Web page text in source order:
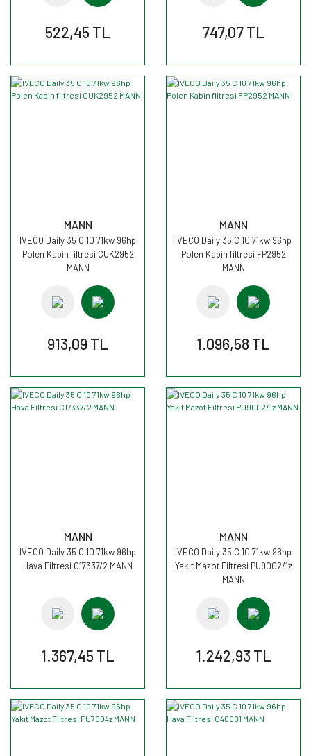
522,45 TL 747,07 TL
MANN
IVECO Daily 35 C 10 71kw 96hp
Polen Kabin filtresi CUK2952
MANN
913,09 TL
MANN
IVECO Daily 35 C 10 71kw 96hp
Polen Kabin filtresi FP2952
MANN
1.096,58 TL
MANN
IVECO Daily 35 C 10 71kw 96hp
Hava Filtresi C17337/2 MANN
1.367,45 TL
MANN
IVECO Daily 35 C 10 71kw 96hp
Yakıt Mazot Filtresi PU9002/1z
MANN
1.242,93 TL